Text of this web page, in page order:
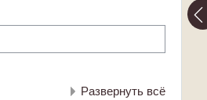
Развернуть всё